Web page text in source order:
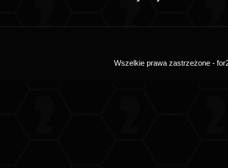
Wszelkie prawa zastrzeżone -